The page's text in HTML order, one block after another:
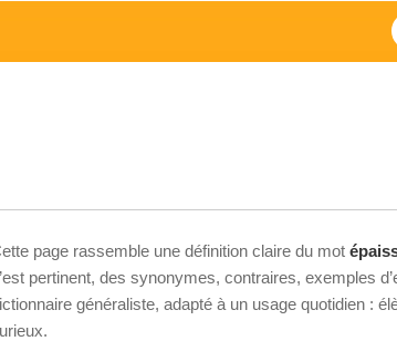
page rassemble une définition claire du mot
pertinent, des synonymes, contraires, exemples
généraliste, adapté à un usage quotidien :